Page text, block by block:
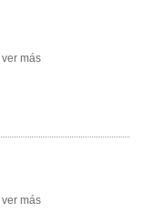
ver más
ver más